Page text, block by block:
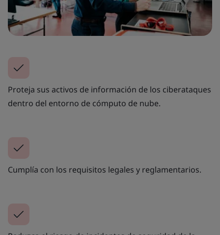
Proteja sus activos de información de los ciberataques
dentro del entorno de cómputo de nube.
Cumplía con los requisitos legales y reglamentarios.